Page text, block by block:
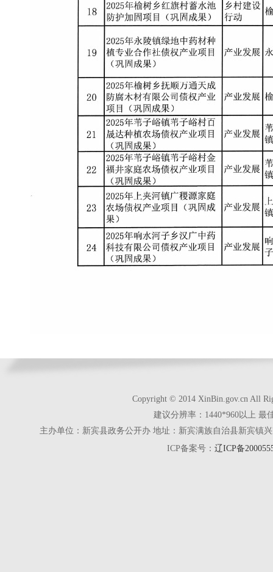
Copyright © 2014 XinBin.gov.cn All
建议分辨率：1440*960以上 最
主办单位：新宾县政务公开办 地址：新宾满族自治县新宾镇
ICP备案号： 辽ICP备